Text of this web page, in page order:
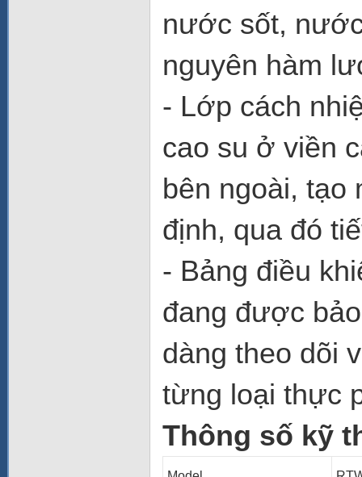
nước sốt,
nguyên hàm
- Lớp cách
cao su ở viền
bên ngoài, tạo
định, qua đó
- Bảng điều
đang được
dàng theo dõi
từng loại thực
Thông số kỹ